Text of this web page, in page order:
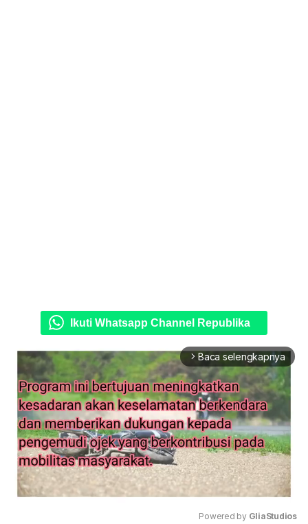
Ikuti Whatsapp Channel Republika
arrow_forward_ios Baca selengkapnya
Powered by GliaStudios